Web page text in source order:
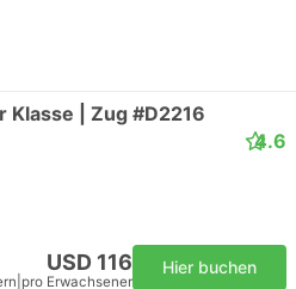
Klasse | Zug #D2216
4.6
USD 116
pro Erwachsener
Hier buchen